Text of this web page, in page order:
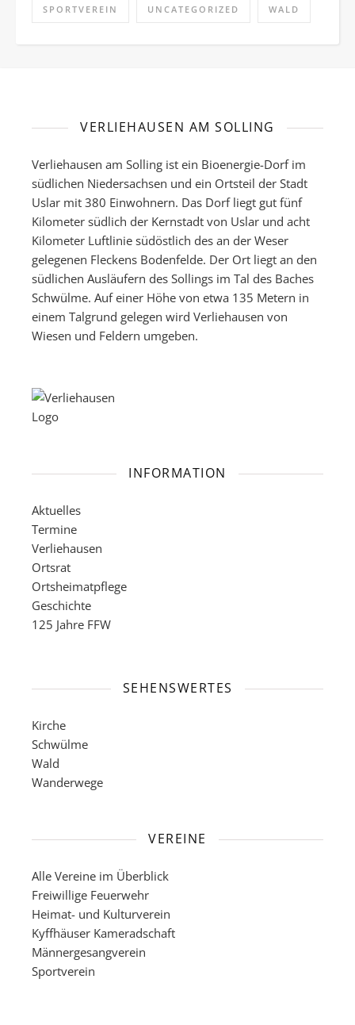
SPORTVEREIN UNCATEGORIZED WALD
VERLIEHAUSEN AM SOLLING
Verliehausen am Solling ist ein Bioenergie-Dorf im
südlichen Niedersachsen und ein Ortsteil der Stadt
Uslar mit 380 Einwohnern. Das Dorf liegt gut fünf
Kilometer südlich der Kernstadt von Uslar und acht
Kilometer Luftlinie südöstlich des an der Weser
gelegenen Fleckens Bodenfelde. Der Ort liegt an den
südlichen Ausläufern des Sollings im Tal des Baches
Schwülme. Auf einer Höhe von etwa 135 Metern in
einem Talgrund gelegen wird Verliehausen von
Wiesen und Feldern umgeben.
INFORMATION
Aktuelles
Termine
Verliehausen
Ortsrat
Ortsheimatpflege
Geschichte
125 Jahre FFW
SEHENSWERTES
Kirche
Schwülme
Wald
Wanderwege
VEREINE
Alle Vereine im Überblick
Freiwillige Feuerwehr
Heimat- und Kulturverein
Kyffhäuser Kameradschaft
Männergesangverein
Sportverein